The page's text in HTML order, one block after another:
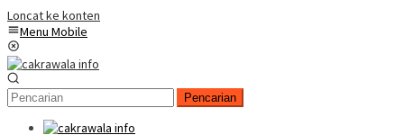
Loncat ke konten
Menu Mobile
Pencarian